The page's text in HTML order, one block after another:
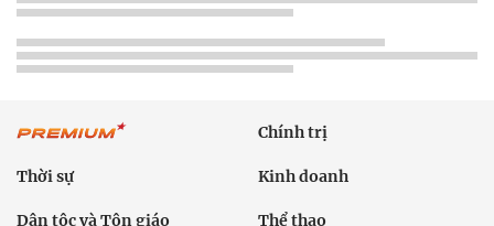
Chính trị
Thời sự Kinh doanh
Dân tộc và Tôn giáo Thể thao